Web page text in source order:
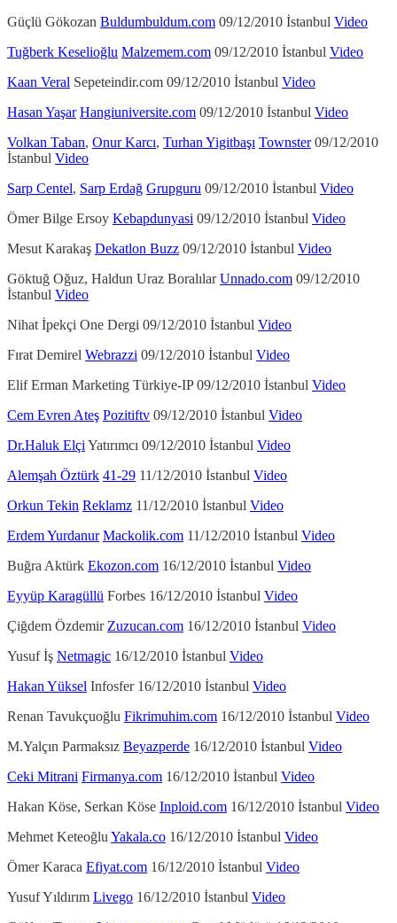
Güçlü Gökozan Buldumbuldum.com 09/12/2010 İstanbul Video
Tuğberk Keselioğlu Malzemem.com 09/12/2010 İstanbul Video
Kaan Veral Sepeteindir.com 09/12/2010 İstanbul Video
Hasan Yaşar Hangiuniversite.com 09/12/2010 İstanbul Video
Volkan Taban, Onur Karcı, Turhan Yigitbaşı Townster09/12/2010
İstanbul Video
Sarp Centel, Sarp Erdağ Grupguru 09/12/2010 İstanbul Video
Ömer Bilge Ersoy Kebapdunyasi 09/12/2010 İstanbul Video
Mesut Karakaş Dekatlon Buzz 09/12/2010 İstanbul Video
Göktuğ Oğuz, Haldun Uraz BoralılarUnnado.com 09/12/2010
İstanbul Video
Nihat İpekçi One Dergi 09/12/2010 İstanbul Video
Fırat Demirel Webrazzi 09/12/2010 İstanbul Video
Elif Erman Marketing Türkiye-IP 09/12/2010 İstanbul Video
Cem Evren Ateş Pozitiftv 09/12/2010 İstanbul Video
Dr.Haluk Elçi Yatırımcı 09/12/2010 İstanbul Video
Alemşah Öztürk 41-29 11/12/2010 İstanbul Video
Orkun Tekin Reklamz 11/12/2010 İstanbul Video
Erdem Yurdanur Mackolik.com 11/12/2010 İstanbul Video
Buğra Aktürk Ekozon.com 16/12/2010 İstanbul Video
Eyyüp Karagüllü Forbes 16/12/2010 İstanbul Video
Çiğdem Özdemir Zuzucan.com 16/12/2010 İstanbul Video
Yusuf İş Netmagic 16/12/2010 İstanbul Video
Hakan Yüksel Infosfer 16/12/2010 İstanbul Video
Renan Tavukçuoğlu Fikrimuhim.com 16/12/2010 İstanbul Video
M.Yalçın Parmaksız Beyazperde 16/12/2010 İstanbul Video
Ceki Mitrani Firmanya.com 16/12/2010 İstanbul Video
Hakan Köse, Serkan Köse Inploid.com 16/12/2010 İstanbul Video
Mehmet Keteoğlu Yakala.co 16/12/2010 İstanbul Video
Ömer Karaca Efiyat.com 16/12/2010 İstanbul Video
Yusuf Yıldırım Livego 16/12/2010 İstanbul Video